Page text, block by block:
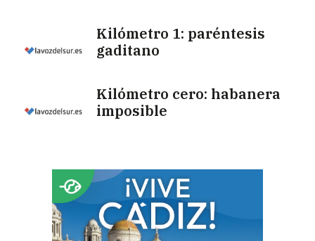
Kilómetro 1: paréntesis
gaditano
Kilómetro cero: habanera
imposible